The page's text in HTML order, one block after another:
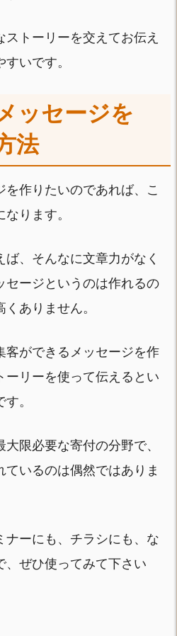
トーリーを交えてお伝え
いです。
ッセージを
法
作りたいのであれば、こ
ります。
、そんなに文章力がなく
セージというのは作れるの
ありません。
客ができるメッセージを作
ーリーを使って伝えるとい
。
限必要な寄付の分野で、
いるのは偶然ではありま
ナーにも、チラシにも、な
、ぜひ使ってみて下さい